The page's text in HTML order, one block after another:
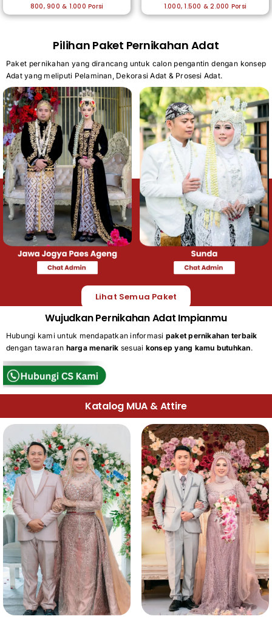
800, 900 & 1.000 Porsi 1.000, 1.500 & 2.000 Porsi
Pilihan Paket Pernikahan Adat
Paket pernikahan yang dirancang untuk calon pengantin dengan konsep
Adat yang meliputi Pelaminan, Dekorasi Adat & Prosesi Adat.
Lihat Semua Paket
Wujudkan Pernikahan Adat Impianmu
Hubungi kami untuk mendapatkan informasi paket pernikahan terbaik
dengan tawaran harga menarik sesuai konsep yang kamu butuhkan.
Katalog MUA & Attire